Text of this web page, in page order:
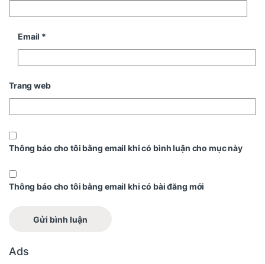
Email *
Trang web
Thông báo cho tôi bằng email khi có bình luận cho mục này
Thông báo cho tôi bằng email khi có bài đăng mới
Ads